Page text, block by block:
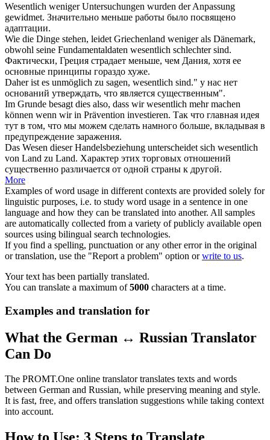
Wesentlich weniger Untersuchungen wurden der Anpassung
gewidmet. Значительно меньше работы было посвящено
адаптации.
Wie die Dinge stehen, leidet Griechenland weniger als Dänemark,
obwohl seine Fundamentaldaten wesentlich schlechter sind.
Фактически, Греция страдает меньше, чем Дания, хотя ее
основные принципы гораздо хуже.
Daher ist es unmöglich zu sagen, wesentlich sind." у нас нет
оснований утверждать, что является существенным".
Im Grunde besagt dies also, dass wirwesentlich mehr machen
können wenn wir in Prävention investieren. Так что главная идея
тут в том, что мы можем сделать намного больше, вкладывая в
предупреждение заражения.
Das Wesen dieser Handelsbeziehung unterscheidet sich wesentlich
von Land zu Land. Характер этих торговых отношений
существенно различается от одной страны к другой.
More
Examples of word usage in different contexts are provided solely for
linguistic purposes, i.e. to study word usage in a sentence in one
language and how they can be translated into another. All samples
are automatically collected from a variety of publicly available open
sources using bilingual search technologies.
If you find a spelling, punctuation or any other error in the original
or translation, use the "Report a problem" option orwrite to us.
Your text has been partially translated.
You can translate a maximum of5000 characters at a time.
Examples and translation for
What the German ↔ Russian Translator
Can Do
The PROMT.One online translator translates texts and words
between German and Russian, while preserving meaning and style.
It is fast, free, and offers translation suggestions while taking context
into account.